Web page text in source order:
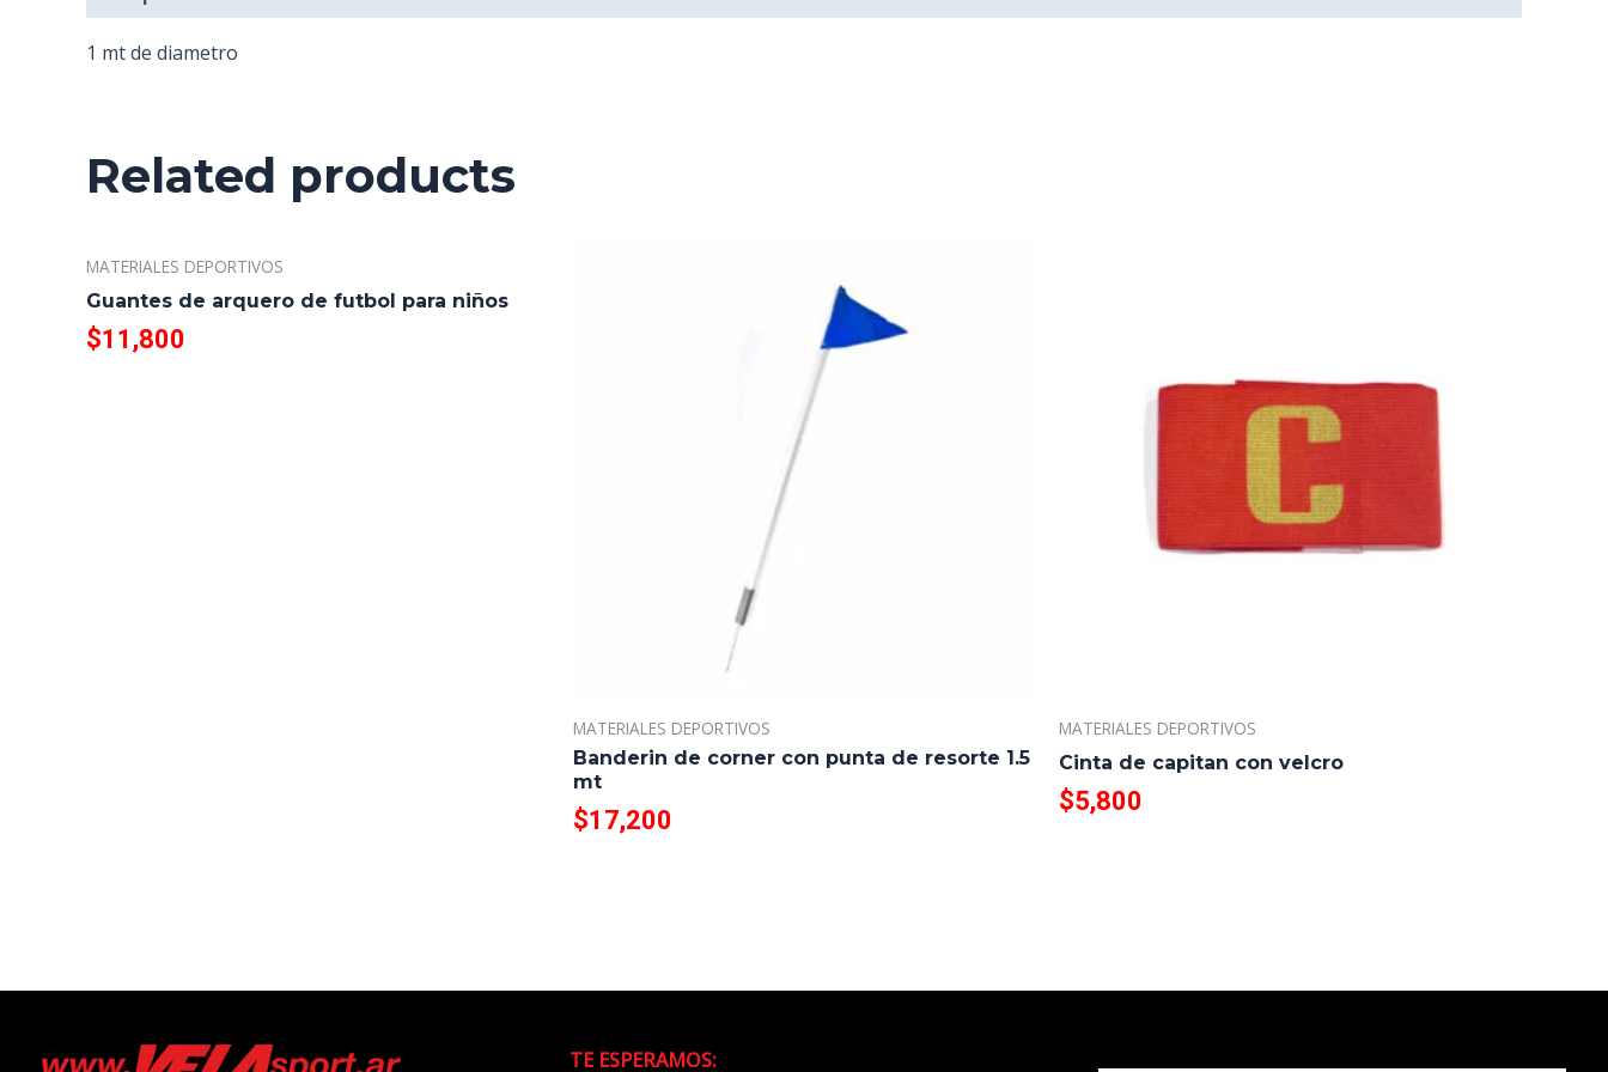
1 mt de diametro
Related products
MATERIALES DEPORTIVOS
Guantes de arquero de futbol para niños
$11,800
MATERIALES DEPORTIVOS
Banderin de corner con punta de resorte 1.5
mt
$17,200
MATERIALES DEPORTIVOS
Cinta de capitan con velcro
$5,800
TE ESPERAMOS: